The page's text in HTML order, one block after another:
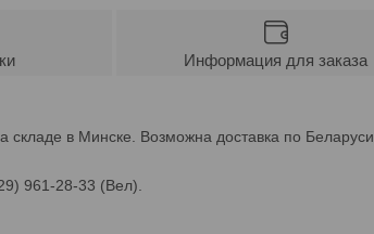
Информация для заказа
складе в Минске. Возможна доставка по Беларуси.
961-28-33 (Вел).